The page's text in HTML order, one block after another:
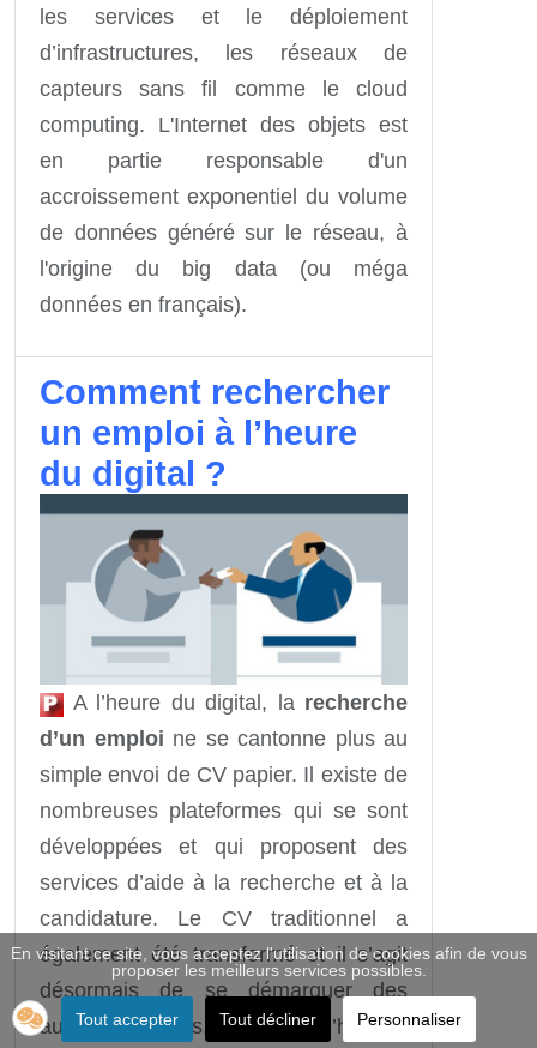
les services et le déploiement
d’infrastructures, les réseaux de
capteurs sans fil comme le cloud
computing. L'Internet des objets est
en partie responsable d'un
accroissement exponentiel du volume
de données généré sur le réseau, à
l'origine du big data (ou méga
données en français).
Comment rechercher
un emploi à l’heure
du digital ?
A l’heure du digital, la recherche
d’un emploi ne se cantonne plus au
simple envoi de CV papier. Il existe de
nombreuses plateformes qui se sont
développées et qui proposent des
services d’aide à la recherche et à la
candidature. Le CV traditionnel a
également été transformé et il s’agit
désormais de se démarquer des
autres candidats. Petit tour d’horizon
En visitant ce site, vous acceptez l'utilisation de cookies afin de vous
proposer les meilleurs services possibles.
Tout accepter Tout décliner Personnaliser